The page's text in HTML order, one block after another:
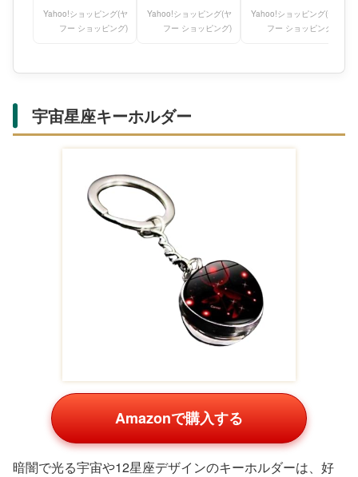
オ サ
Yahoo!ショッピング(ヤ
フー ショッピング)
オ サ
Yahoo!ショッピング(ヤ
フー ショッピング)
オ サ
Yahoo!ショッピング(ヤ
フー ショッピング)
宇宙星座キーホルダー
Amazonで購入する
暗闇で光る宇宙や12星座デザインのキーホルダーは、好